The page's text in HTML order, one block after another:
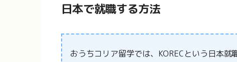
日本で就職する方法
おうちコリア留学では、KORECという日本